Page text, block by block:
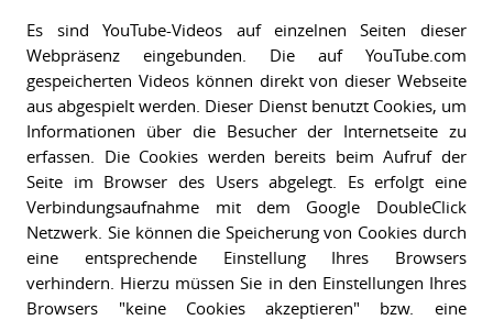
Es sind YouTube-Videos auf einzelnen Seiten dieser
Webpräsenz eingebunden. Die auf YouTube.com
gespeicherten Videos können direkt von dieser Webseite
aus abgespielt werden. Dieser Dienst benutzt Cookies, um
Informationen über die Besucher der Internetseite zu
erfassen. Die Cookies werden bereits beim Aufruf der
Seite im Browser des Users abgelegt. Es erfolgt eine
Verbindungsaufnahme mit dem Google DoubleClick
Netzwerk. Sie können die Speicherung von Cookies durch
eine entsprechende Einstellung Ihres Browsers
verhindern. Hierzu müssen Sie in den Einstellungen Ihres
Browsers "keine Cookies akzeptieren" bzw. eine